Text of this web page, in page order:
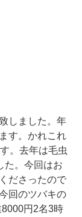
しました。年
す。かれこれ
。去年は毛虫
た。今回はお
ださったので
回のツバキの
円2名3時